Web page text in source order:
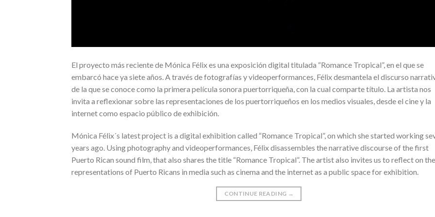
El proyecto más reciente de Mónica Félix es una exposición digital titulada “Romance Tropical”, en el que se
embarcó hace ya siete años. A través de fotografías y videoperformances, Félix desmantela el discurso
de la que se conoce como la primera película sonora puertorriqueña, con la cual comparte título. La artista nos
invita a reflexionar sobre las representaciones de los puertorriqueños en los medios visuales, desde el cine y la
internet como espacio público de exhibición.
Mónica Félix´s latest project is a digital exhibition called “Romance Tropical”, on which she started working
years ago. Using photography and videoperformances, Félix disassembles the narrative discourse of the first
Puerto Rican sound film, that also shares the title “Romance Tropical”. The artist also invites us to reflect on the
representations of Puerto Ricans in media such as cinema and the internet as a public space for exhibition.
CONTINUE READING →